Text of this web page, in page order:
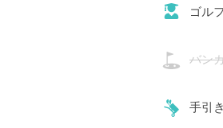
ゴル
バン
手引